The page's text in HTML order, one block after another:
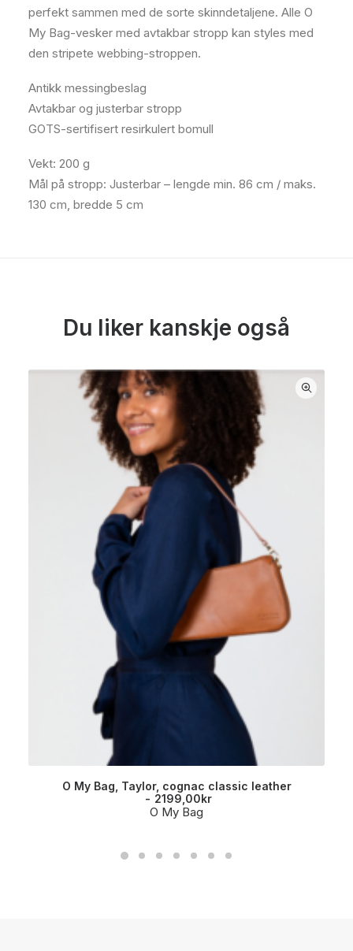
perfekt sammen med de sorte skinndetaljene. Alle O
My Bag-vesker med avtakbar stropp kan styles med
den stripete webbing-stroppen.
Antikk messingbeslag
Avtakbar og justerbar stropp
GOTS-sertifisert resirkulert bomull
Vekt: 200 g
Mål på stropp: Justerbar – lengde min. 86 cm / maks.
130 cm, bredde 5 cm
Du liker kanskje også
O My Bag, Taylor, cognac classic leather
2199,00kr
O My Bag